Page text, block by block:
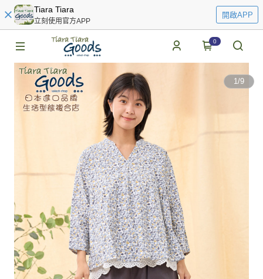
Tiara Tiara
立刻使用官方APP
開啟APP
0
1/9